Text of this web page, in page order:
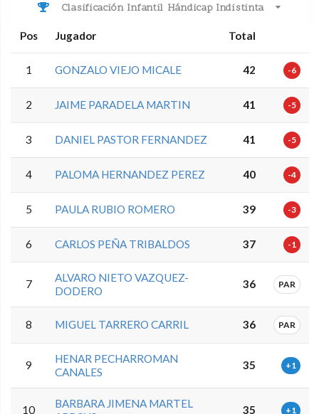
Clasificación Infantil Hándicap Indistinta
Pos Jugador Total
1 GONZALO VIEJO MICALE 42 -6
2 JAIME PARADELA MARTIN 41 -5
3 DANIEL PASTOR FERNANDEZ 41 -5
4 PALOMA HERNANDEZ PEREZ 40 -4
5 PAULA RUBIO ROMERO 39 -3
6 CARLOS PEÑA TRIBALDOS 37 -1
7
ALVARO NIETO VAZQUEZ-
DODERO
36 PAR
8 MIGUEL TARRERO CARRIL 36 PAR
9
HENAR PECHARROMAN
CANALES
35 +1
10
BARBARA JIMENA MARTEL
35 +1